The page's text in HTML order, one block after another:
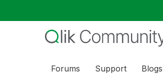
Forums Support Blogs